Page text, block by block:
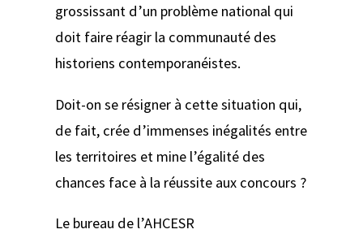
grossissant d’un problème national qui
doit faire réagir la communauté des
historiens contemporanéistes.
Doit-on se résigner à cette situation qui,
de fait, crée d’immenses inégalités entre
les territoires et mine l’égalité des
chances face à la réussite aux concours ?
Le bureau de l’AHCESR